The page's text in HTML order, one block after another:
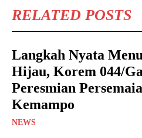
RELATED POSTS
Langkah Nyata
Hijau, Korem 044/
Peresmian
Kemampo
NEWS